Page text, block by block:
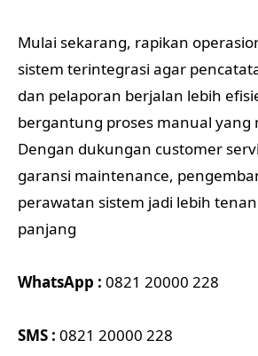
Mulai sekarang, rapikan
sistem terintegrasi agar
dan pelaporan berjalan lebih
bergantung proses manual yang
Dengan dukungan customer
garansi maintenance,
perawatan sistem jadi lebih
panjang
WhatsApp : 0821 20000 228
SMS : 0821 20000 228